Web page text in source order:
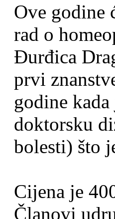
Ove godine
rad o
Đurđica
prvi
godine
doktorsku
bolesti) što
Cijena je
Članovi